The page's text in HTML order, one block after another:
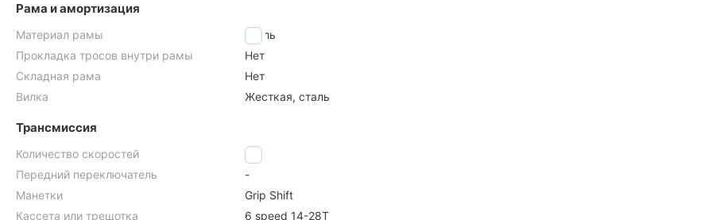
Рама и амортизация
Материал рамы
сталь
Прокладка тросов внутри рамы
Нет
Складная рама
Нет
Вилка
Жесткая, сталь
Трансмиссия
Количество скоростей
6
Передний переключатель
-
Манетки
Grip Shift
Кассета или трещотка
6 speed 14-28T